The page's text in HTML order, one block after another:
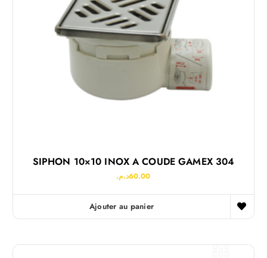
SIPHON 10×10 INOX A COUDE GAMEX 304
60.00د.م.
Ajouter au panier